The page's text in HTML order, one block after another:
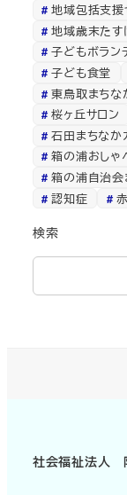
地域包括支援
地域歳末たす
子どもボラン
子ども食堂
東鳥取まちな
桜ヶ丘サロン
石田まちなか
箱の浦おしゃ
箱の浦自治会
認知症
検索
社会福祉法人